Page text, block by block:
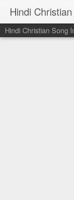
Hindi
Hindi Christian Song